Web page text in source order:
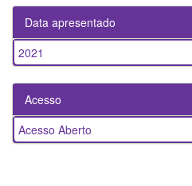
Data apresentado
2021
Acesso
Acesso Aberto